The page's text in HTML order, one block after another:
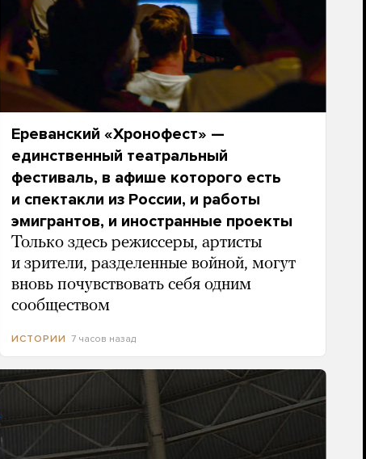
Ереванский «Хронофест» —
единственный театральный
фестиваль, в афише которого есть
и спектакли из России, и работы
эмигрантов, и иностранные проекты
Только здесь режиссеры, артисты
и зрители, разделенные войной, могут
вновь почувствовать себя одним
сообществом
ИСТОРИИ 7 часов назад